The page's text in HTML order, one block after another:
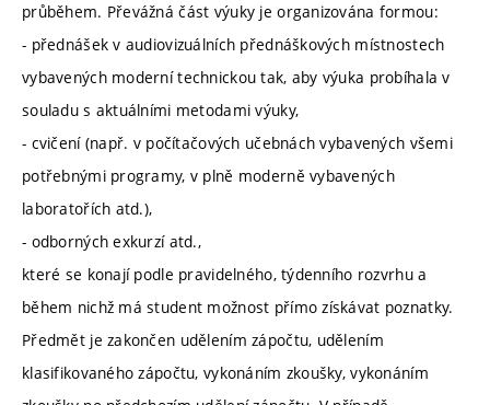
průběhem. Převážná část výuky je organizována formou:
- přednášek v audiovizuálních přednáškových místnostech
vybavených moderní technickou tak, aby výuka probíhala v
souladu s aktuálními metodami výuky,
- cvičení (např. v počítačových učebnách vybavených všemi
potřebnými programy, v plně moderně vybavených
laboratořích atd.),
- odborných exkurzí atd.,
které se konají podle pravidelného, týdenního rozvrhu a
během nichž má student možnost přímo získávat poznatky.
Předmět je zakončen udělením zápočtu, udělením
klasifikovaného zápočtu, vykonáním zkoušky, vykonáním